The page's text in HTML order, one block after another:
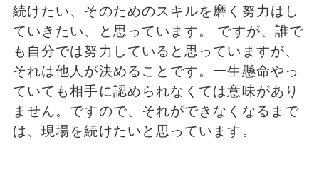
続けたい、そのためのスキルを磨く努力はし
ていきたい、と思っています。 ですが、誰で
も自分では努力していると思っていますが、
それは他人が決めることです。一生懸命やっ
ていても相手に認められなくては意味があり
ません。ですので、それができなくなるまで
は、現場を続けたいと思っています。